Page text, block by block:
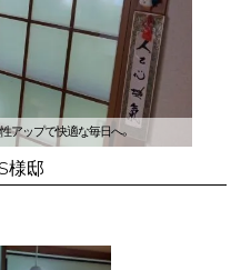
様邸
アップで快適な毎日へ。